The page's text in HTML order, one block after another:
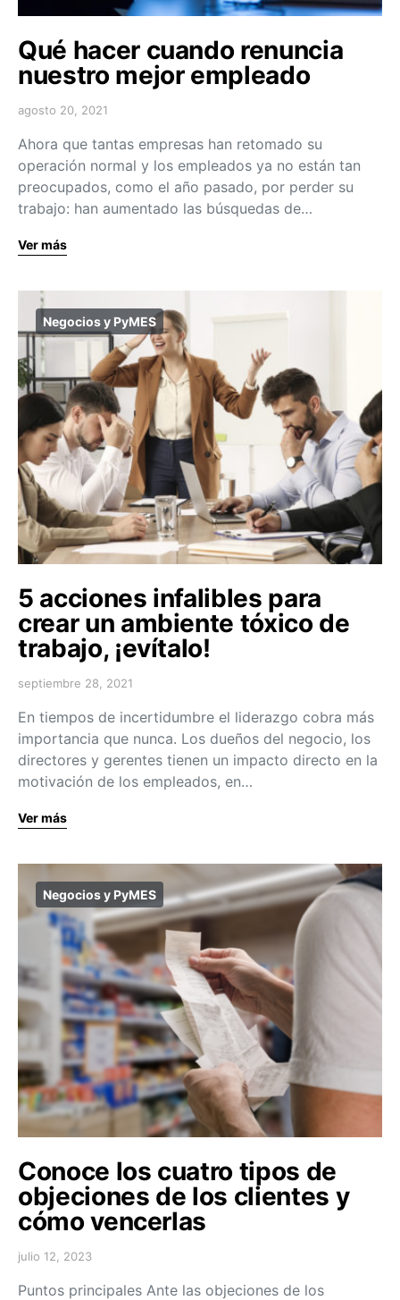
Qué hacer cuando renuncia
nuestro mejor empleado
agosto 20, 2021
Ahora que tantas empresas han retomado su
operación normal y los empleados ya no están tan
preocupados, como el año pasado, por perder su
trabajo: han aumentado las búsquedas de…
Ver más
Negocios y PyMES
5 acciones infalibles para
crear un ambiente tóxico de
trabajo, ¡evítalo!
septiembre 28, 2021
En tiempos de incertidumbre el liderazgo cobra más
importancia que nunca. Los dueños del negocio, los
directores y gerentes tienen un impacto directo en la
motivación de los empleados, en…
Ver más
Negocios y PyMES
Conoce los cuatro tipos de
objeciones de los clientes y
cómo vencerlas
julio 12, 2023
Puntos principales Ante las objeciones de los